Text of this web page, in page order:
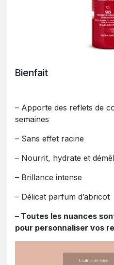
Bienfait
– Apporte des reflets de
semaines
– Sans effet racine
– Nourrit, hydrate et
– Brillance intense
– Délicat parfum d’abricot
– Toutes les nuances
pour personnaliser vos